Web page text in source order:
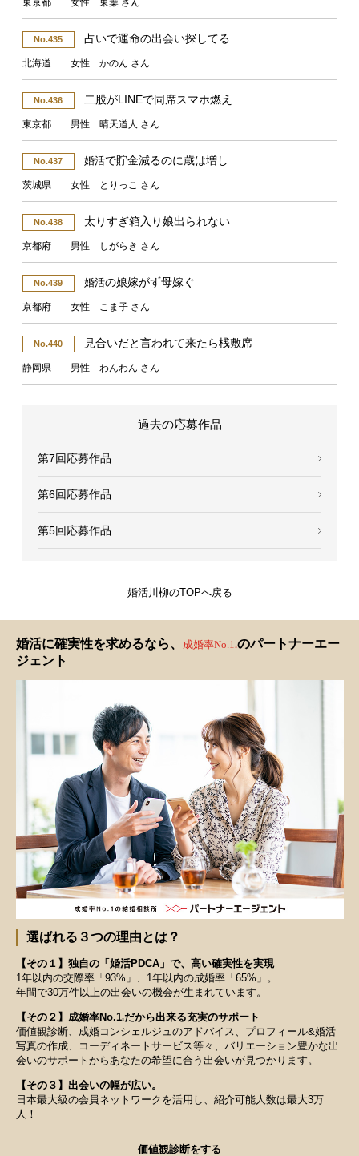
東京都 女性 東葉 さん
No.435 占いで運命の出会い探してる
北海道 女性 かのん さん
No.436 二股がLINEで同席スマホ燃え
東京都 男性 晴天道人 さん
No.437 婚活で貯金減るのに歳は増し
茨城県 女性 とりっこ さん
No.438 太りすぎ箱入り娘出られない
京都府 男性 しがらき さん
No.439 婚活の娘嫁がず母嫁ぐ
京都府 女性 こま子 さん
No.440 見合いだと言われて来たら桟敷席
静岡県 男性 わんわん さん
過去の応募作品
第7回応募作品
第6回応募作品
第5回応募作品
婚活川柳のTOPへ戻る
婚活に確実性を求めるなら、 成婚率No.1 ※のパートナーエー
ジェント
選ばれる３つの理由とは？
【その１】独自の「婚活PDCA」で、高い確実性を実現
1年以内の交際率「93%」、1年以内の成婚率「65%」。
年間で30万件以上の出会いの機会が生まれています。
【その２】成婚率No.1※だから出来る充実のサポート
価値観診断、成婚コンシェルジュのアドバイス、プロフィール&婚活
写真の作成、コーディネートサービス等々、バリエーション豊かな出
会いのサポートからあなたの希望に合う出会いが見つかります。
【その３】出会いの幅が広い。
日本最大級の会員ネットワークを活用し、紹介可能人数は最大3万
人！
価値観診断をする